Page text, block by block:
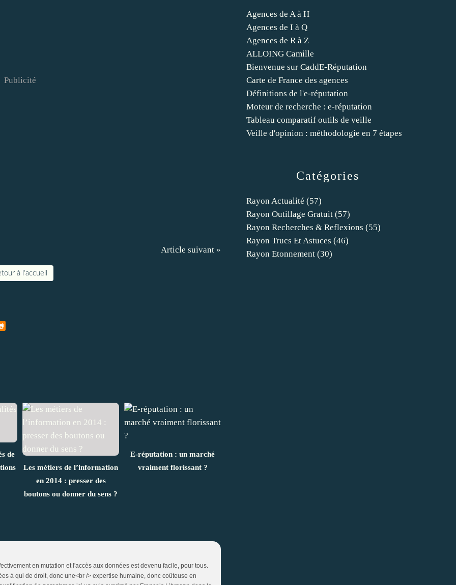
Publicité
Article suivant »
à l'accueil
de
Les métiers de l’information
en 2014 : presser des
boutons ou donner du sens ?
E-réputation : un marché
vraiment florissant ?
en mutation et l'accès aux données est devenu facile, pour tous.
à qui de droit, donc une<br /> expertise humaine, donc coûteuse en
Catégories
Rayon Actualité (57)
Rayon Outillage Gratuit (57)
Rayon Recherches & Reflexions (55)
Rayon Trucs Et Astuces (46)
Rayon Etonnement (30)
Agences de A à H
Agences de I à Q
Agences de R à Z
ALLOING Camille
Bienvenue sur CaddE-Réputation
Carte de France des agences
Définitions de l'e-réputation
Moteur de recherche : e-réputation
Tableau comparatif outils de veille
Veille d'opinion : méthodologie en 7 étapes